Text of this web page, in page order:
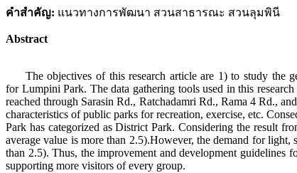
คำสำคัญ: แนวทางการพัฒนา สวนสาธารณะ สวนลุมพินี
Abstract
The objectives of this research article are 1) to study the
for Lumpini Park. The data gathering tools used in this
reached through Sarasin Rd., Ratchadamri Rd., Rama 4 Rd.,
characteristics of public parks for recreation, exercise, etc.
Park has categorized as District Park. Considering the result
average value is more than 2.5).However, the demand for light,
than 2.5). Thus, the improvement and development
supporting more visitors of every group.